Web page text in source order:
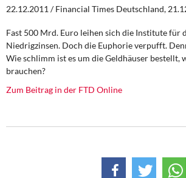
Leitlinien linker Wirtschafts- und
Wirtschaftspolitik
Steuer- und Finanzpolitik
Öffentliche Infrastruktur und
22.12.2011 / Financial Times Deutschland,
Fast 500 Mrd. Euro leihen sich die Institute für
Niedrigzinsen. Doch die Euphorie verpufft.
Wie schlimm ist es um die Geldhäuser bestellt,
brauchen?
Zum Beitrag in der FTD Online